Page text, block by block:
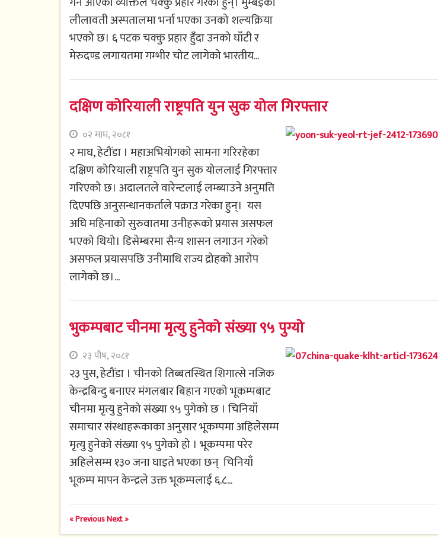
लीलावती अस्पतालमा भर्ना भएका उनको शल्यक्रिया
भएको छ। ६ पटक चक्कु प्रहार हुँदा उनको घाँटी र
मेरुदण्ड लगायतमा गम्भीर चोट लागेको भारतीय...
दक्षिण कोरियाली राष्ट्रपति युन सुक योल गिरफ्तार
०२ माघ, २०८१
२ माघ, हेटौंडा । महाअभियोगको सामना गरिरहेका
दक्षिण कोरियाली राष्ट्रपति युन सुक योललाई गिरफ्तार
गरिएको छ। अदालतले वारेन्टलाई लम्ब्याउने अनुमति
दिएपछि अनुसन्धानकर्ताले पक्राउ गरेका हुन्। यस
अघि महिनाको सुरुवातमा उनीहरूको प्रयास असफल
भएको थियो। डिसेम्बरमा सैन्य शासन लगाउन गरेको
असफल प्रयासपछि उनीमाथि राज्य द्रोहको आरोप
लागेको छ।...
भुकम्पबाट चीनमा मृत्यु हुनेको संख्या ९५ पुग्यो
२३ पौष, २०८१
२३ पुस, हेटौंडा । चीनको तिब्बतस्थित शिगात्से नजिक
केन्द्रबिन्दु बनाएर मंगलबार बिहान गएको भूकम्पबाट
चीनमा मृत्यु हुनेको संख्या ९५ पुगेको छ । चिनियाँ
समाचार संस्थाहरूकाका अनुसार भूकम्पमा अहिलेसम्म
मृत्यु हुनेको संख्या ९५ पुगेको हो । भूकम्पमा परेर
अहिलेसम्म १३० जना घाइते भएका छन् चिनियाँ
भूकम्प मापन केन्द्रले उक्त भूकम्पलाई ६.८...
« PreviousNext »